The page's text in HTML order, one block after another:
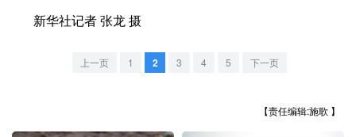
地方频道
江西
新华社记者 张龙 摄
上一页 1 2 3 4 5 下一页
【责任编辑:施歌 】